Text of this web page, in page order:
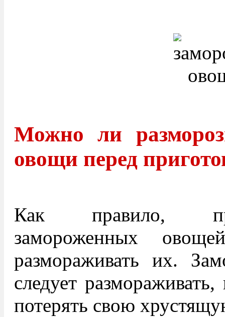
Можно ли
овощи перед
Как правило,
замороженных
размораживать их.
следует
потерять свою